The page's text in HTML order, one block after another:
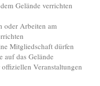
Gelände verrichten
oder Arbeiten am
Mitgliedschaft dürfen
auf das Gelände
Veranstaltungen